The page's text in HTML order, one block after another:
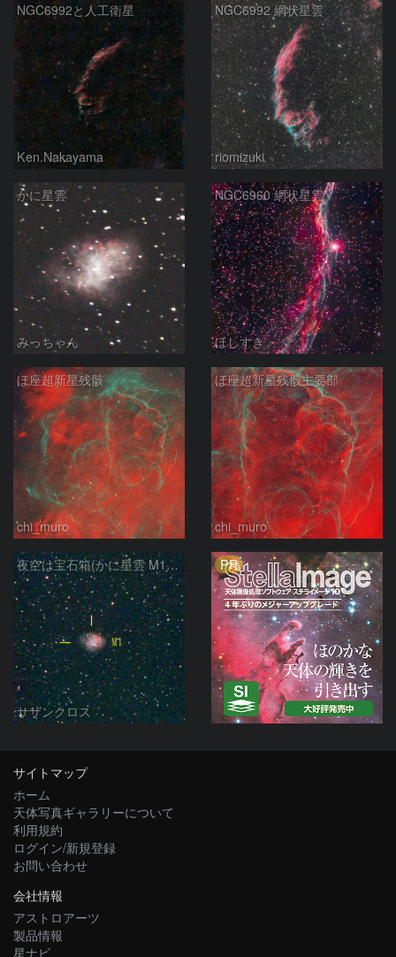
NGC6992と人工衛星
Ken.Nakayama
NGC6992 網状星雲
riomizuki
かに星雲
みっちゃん
NGC6960 網状星雲
ほしすき
ほ座超新星残骸
chi_muro
ほ座超新星残骸主要部
chi_muro
夜空は宝石箱(かに星雲 M1) Seestar50
サザンクロス
PR
サイトマップ
ホーム
天体写真ギャラリーについて
利用規約
ログイン/新規登録
お問い合わせ
会社情報
アストロアーツ
製品情報
星ナビ